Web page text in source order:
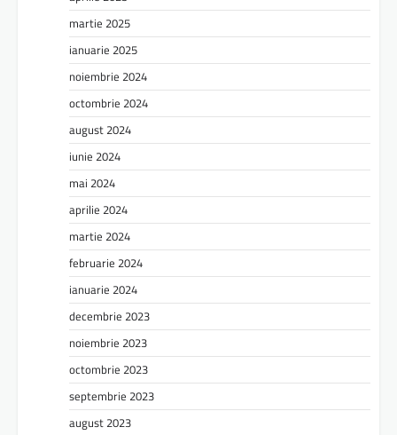
martie 2025
ianuarie 2025
noiembrie 2024
octombrie 2024
august 2024
iunie 2024
mai 2024
aprilie 2024
martie 2024
februarie 2024
ianuarie 2024
decembrie 2023
noiembrie 2023
octombrie 2023
septembrie 2023
august 2023